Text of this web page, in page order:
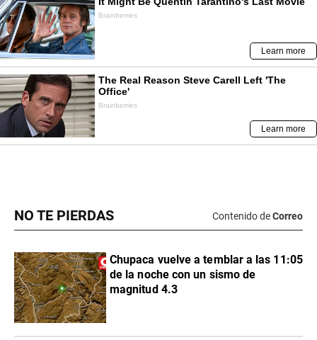
NO TE PIERDAS Contenido deCorreo
Chupaca vuelve a temblar a las 11:05
de la noche con un sismo de
magnitud 4.3